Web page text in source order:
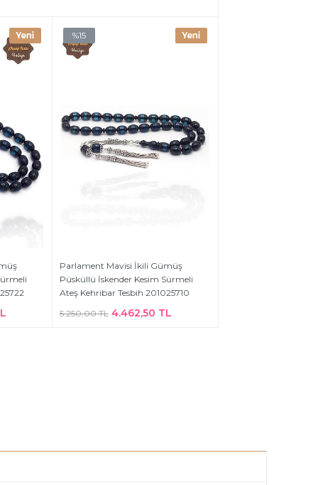
%15
Parlament Mavisi İkili Gümüş
Püsküllü İskender Kesim Sürmeli
Ateş Kehribar Tesbih 201025710
5.250,00 TL 4.462,50 TL